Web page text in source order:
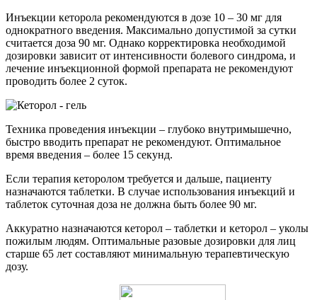
Инъекции кеторола рекомендуются в дозе 10 – 30 мг для
однократного введения. Максимально допустимой за сутки
считается доза 90 мг. Однако корректировка необходимой
дозировки зависит от интенсивности болевого синдрома, и
лечение инъекционной формой препарата не рекомендуют
проводить более 2 суток.
Техника проведения инъекции – глубоко внутримышечно,
быстро вводить препарат не рекомендуют. Оптимальное
время введения – более 15 секунд.
Если терапия кеторолом требуется и дальше, пациенту
назначаются таблетки. В случае использования инъекций и
таблеток суточная доза не должна быть более 90 мг.
Аккуратно назначаются кеторол – таблетки и кеторол – уколы
пожилым людям. Оптимальные разовые дозировки для лиц
старше 65 лет составляют минимальную терапевтическую
дозу.